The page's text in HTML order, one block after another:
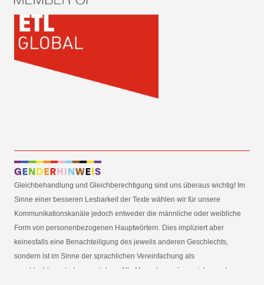
Gleichbehandlung und Gleichberechtigung sind uns überaus wichtig! Im
Sinne einer besseren Lesbarkeit der Texte wählen wir für unsere
Kommunikationskanäle jedoch entweder die männliche oder weibliche
Form von personenbezogenen Hauptwörtern. Dies impliziert aber
keinesfalls eine Benachteiligung des jeweils anderen Geschlechts,
sondern ist im Sinne der sprachlichen Vereinfachung als
geschlechtsneutral zu verstehen. Alle Menschen mögen sich von den